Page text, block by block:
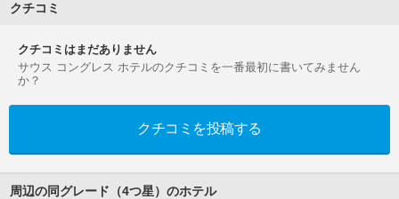
クチコミ
クチコミはまだありません
サウス コングレス ホテルのクチコミを一番最初に書いてみません
か？
クチコミを投稿する
周辺の同グレード（4つ星）のホテル